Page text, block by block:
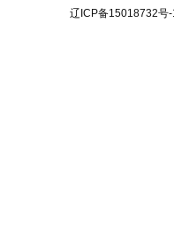
辽ICP备15018732号-